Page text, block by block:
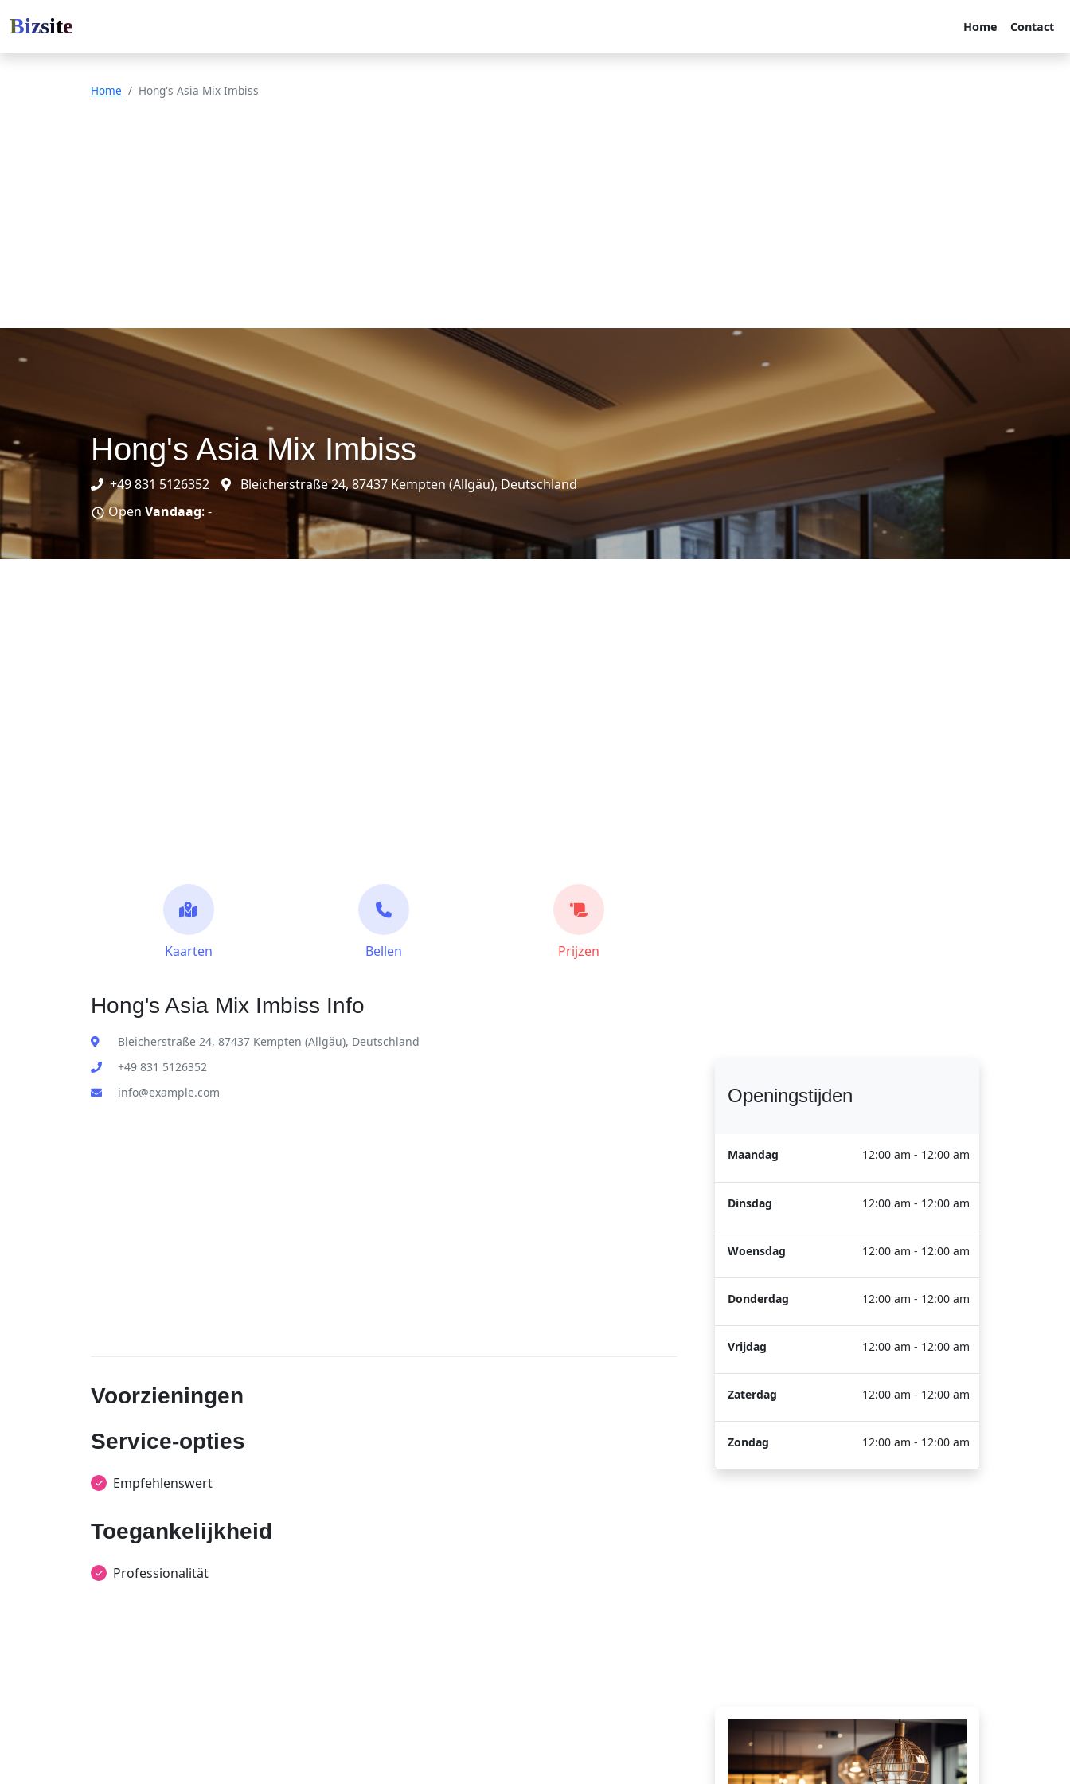
Bizsite Home Contact
Home Hong's Asia Mix Imbiss
Hong's Asia Mix Imbiss
+49 831 5126352
Bleicherstraße 24, 87437 Kempten (Allgäu), Deutschland
Open Vandaag: -
Kaarten Bellen Prijzen
Hong's Asia Mix Imbiss Info
Bleicherstraße 24, 87437 Kempten (Allgäu), Deutschland
+49 831 5126352
info@example.com
Voorzieningen
Service-opties
Empfehlenswert
Toegankelijkheid
Professionalität
Openingstijden
Maandag 12:00 am - 12:00 am
Dinsdag 12:00 am - 12:00 am
Woensdag 12:00 am - 12:00 am
Donderdag 12:00 am - 12:00 am
Vrijdag 12:00 am - 12:00 am
Zaterdag 12:00 am - 12:00 am
Zondag 12:00 am - 12:00 am